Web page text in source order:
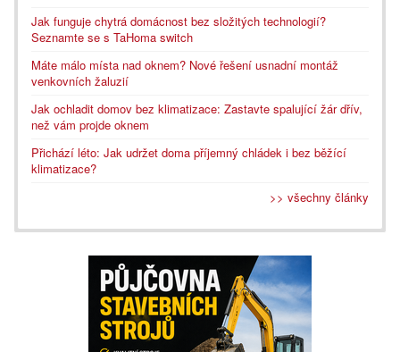
Jak funguje chytrá domácnost bez složitých technologií?
Seznamte se s TaHoma switch
Máte málo místa nad oknem? Nové řešení usnadní montáž
venkovních žaluzií
Jak ochladit domov bez klimatizace: Zastavte spalující žár dřív,
než vám projde oknem
Přichází léto: Jak udržet doma příjemný chládek i bez běžící
klimatizace?
>> všechny články